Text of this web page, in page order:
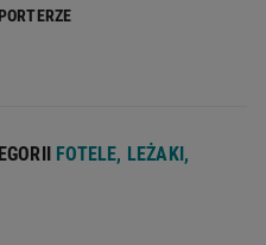
212A, 02-486 Warszawa
FOTELE, LEŻAKI,